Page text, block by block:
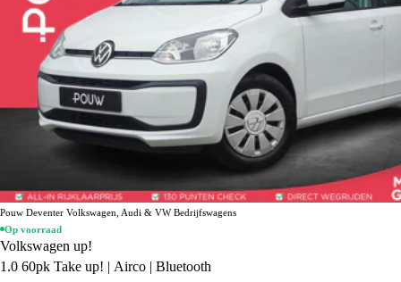
Pouw Deventer Volkswagen, Audi & VW Bedrijfswagens
Op voorraad
Volkswagen up!
1.0 60pk Take up! | Airco | Bluetooth